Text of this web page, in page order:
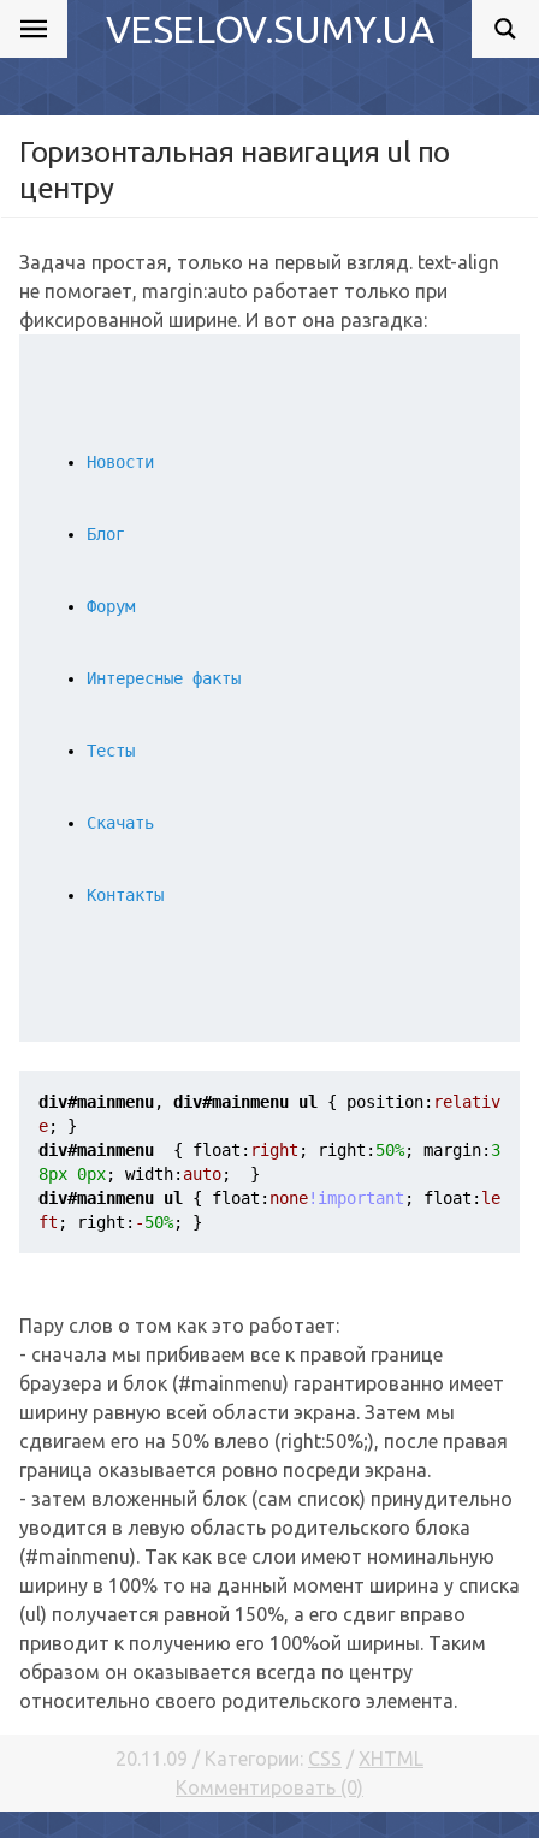
VESELOV.SUMY.UA
Горизонтальная навигация ul по
центру
Задача простая, только на первый взгляд. text-align
не помогает, margin:auto работает только при
фиксированной ширине. И вот она разгадка:
Новости
Блог
Форум
Интересные факты
Тесты
Скачать
Контакты
div#mainmenu, div#mainmenu ul { position: relativ
e; }
div#mainmenu { float : right ; right : 50%; margin: 3
8px 0px; width: auto;  }
div#mainmenu ul { float : none!important ; float : le
ft ; right : -50%; }
Пару слов о том как это работает:
- сначала мы прибиваем все к правой границе
браузера и блок (#mainmenu) гарантированно имеет
ширину равную всей области экрана. Затем мы
сдвигаем его на 50% влево (right:50%;), после правая
граница оказывается ровно посреди экрана.
- затем вложенный блок (сам список) принудительно
уводится в левую область родительского блока
(#mainmenu). Так как все слои имеют номинальную
ширину в 100% то на данный момент ширина у списка
(ul) получается равной 150%, а его сдвиг вправо
приводит к получению его 100%ой ширины. Таким
образом он оказывается всегда по центру
относительно своего родительского элемента.
20.11.09 / Категории: CSS / XHTML
Комментировать (0)